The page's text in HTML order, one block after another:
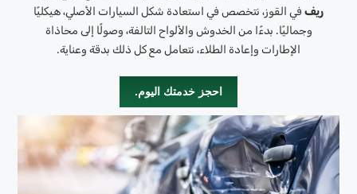
ريففي القوز، نتخصص في استعادة شكل السيارات الأصلي، هيكليًا
وجماليًا. بدءًا من الخدوش والألواح التالفة، وصولًا إلى محاذاة
الإطارات وإعادة الطلاء، نتعامل مع كل ذلك بدقة وعناية.
احجز خدمتك اليوم.